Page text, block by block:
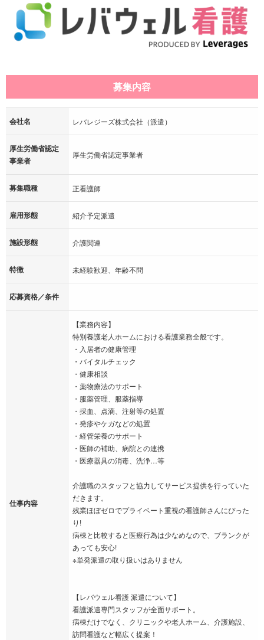
募集内容
会社名 レバレジーズ株式会社（派遣）
厚生労働省認定
事業者
厚生労働省認定事業者
募集職種 正看護師
雇用形態 紹介予定派遣
施設形態 介護関連
特徴 未経験歓迎、年齢不問
応募資格／条件
仕事内容
【業務内容】
特別養護老人ホームにおける看護業務全般です。
・入居者の健康管理
・バイタルチェック
・健康相談
・薬物療法のサポート
・服薬管理、服薬指導
・採血、点滴、注射等の処置
・発疹やケガなどの処置
・経管栄養のサポート
・医師の補助、病院との連携
・医療器具の消毒、洗浄…等
介護職のスタッフと協力してサービス提供を行っていた
だきます。
残業ほぼゼロでプライベート重視の看護師さんにぴった
り!
病棟と比較すると医療行為は少なめなので、ブランクが
あっても安心!
※単発派遣の取り扱いはありません
【レバウェル看護 派遣について】
看護派遣専門スタッフが全面サポート。
病棟だけでなく、クリニックや老人ホーム、介護施設、
訪問看護など幅広く提案！